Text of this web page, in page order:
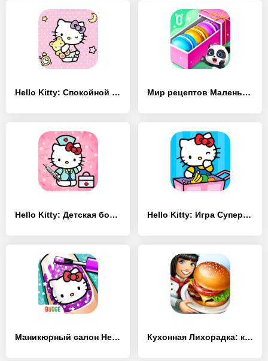
Hello Kitty: Спокойной ночи - [Взлом/МОД Бесконечные деньги] Мир рецептов Маленькой Панды - [Взлом/МОД Все открыто]
Hello Kitty: Детская больница - [Взлом/МОД Unlocked] Hello Kitty: Игра Супермаркет - [Взлом/МОД Все открыто]
Маникюрный салон Hello Kitty - [Взлом/МОД Unlocked] Кухонная Лихорадка: кафе мечты - [Взлом/МОД Меню]